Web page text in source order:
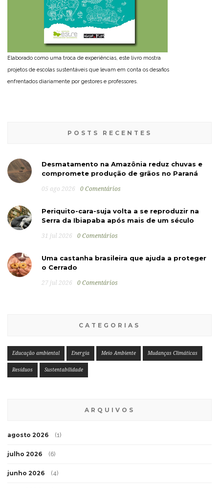
Elaborado como uma troca de experiências, este livro mostra
projetos de escolas sustentáveis que levam em conta os desafios
enfrentados diariamente por gestores e professores.
POSTS RECENTES
Desmatamento na Amazônia reduz chuvas e
compromete produção de grãos no Paraná
05 ago 2026 0 Comentários
Periquito-cara-suja volta a se reproduzir na
Serra da Ibiapaba após mais de um século
31 jul 2026 0 Comentários
Uma castanha brasileira que ajuda a proteger
o Cerrado
27 jul 2026 0 Comentários
CATEGORIAS
Educação ambiental Energia Meio Ambiente Mudanças Climáticas
Resíduos Sustentabilidade
ARQUIVOS
agosto 2026 (1)
julho 2026 (6)
junho 2026 (4)